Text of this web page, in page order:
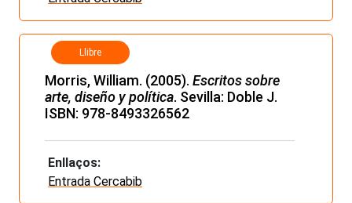
Llibre
Morris, William. (2005). Escritos sobre
arte, diseño y política. Sevilla: Doble J.
ISBN: 978-8493326562
Enllaços:
Entrada Cercabib